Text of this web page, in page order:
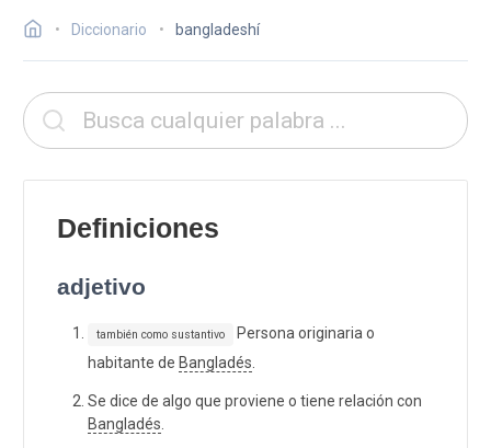
Diccionario bangladeshí
Definiciones
adjetivo
también como sustantivo
Persona originaria o
habitante de Bangladés
Se dice de algo que proviene o tiene relación con
Bangladés